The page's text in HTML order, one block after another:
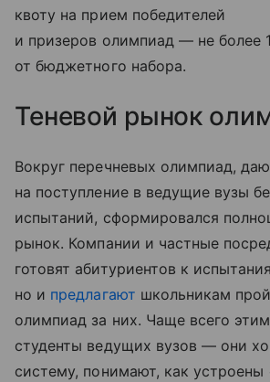
квоту на прием победителей
и призеров олимпиад — не более
от бюджетного набора.
Теневой рынок
Вокруг перечневых олимпиад,
на поступление в ведущие вузы
испытаний, сформировался
рынок. Компании и частные
готовят абитуриентов к
но и предлагают школьникам
олимпиад за них. Чаще всего
студенты ведущих вузов — они
систему, понимают, как